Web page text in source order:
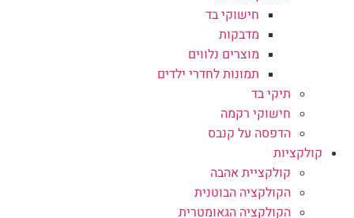
חישוקי בד
מדבקות
מוצרים נלווים
תמונות לחדרי ילדים
תיקי בד
חישוקי רקמה
הדפסה על קנבס
קולקציות
קולקציית אהבה
הקולקציה הבוטנית
הקולקציה הגאומטרית